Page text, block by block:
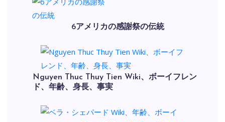
6アメリカの感謝祭の伝統
Nguyen Thuc Thuy Tien Wiki、ボーイフレン
ド、年齢、身長、事実